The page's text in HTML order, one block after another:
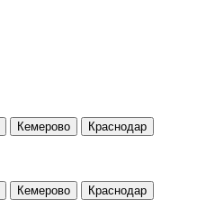
Кемерово
Краснодар
Кемерово
Краснодар